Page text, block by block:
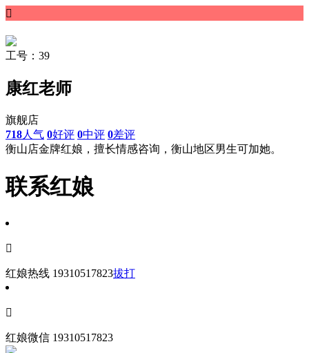

工号：39
康红老师
旗舰店
718人气 0好评 0中评 0差评
衡山店金牌红娘，擅长情感咨询，衡山地区男生可加她。
联系红娘

红娘热线 19310517823拔打

红娘微信 19310517823